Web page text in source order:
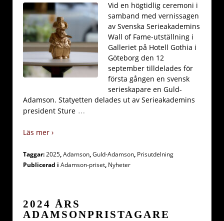
Vid en högtidlig ceremoni i
samband med vernissagen
av Svenska Serieakademins
Wall of Fame-utställning i
Galleriet på Hotell Gothia i
Göteborg den 12
september tilldelades för
första gången en svensk
serieskapare en Guld-
Adamson. Statyetten delades ut av Serieakademins
president Sture …
Läs mer ›
Taggar:2025,Adamson,Guld-Adamson, Prisutdelning
Publicerad i Adamson-priset, Nyheter
2024 ÅRS
ADAMSONPRISTAGARE